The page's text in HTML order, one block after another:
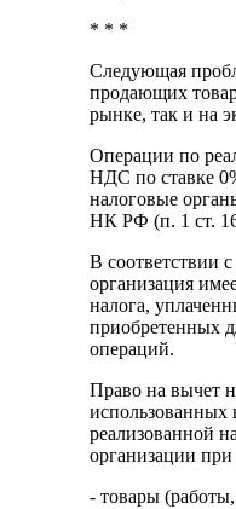
* * *
Следующая
продающих
рынке, так и на
Операции по
НДС по ставке
налоговые
НК РФ (п. 1 ст.
В соответствии
организация
налога,
приобретенных
операций.
Право на вычет
использованных
реализованной
организации
- товары